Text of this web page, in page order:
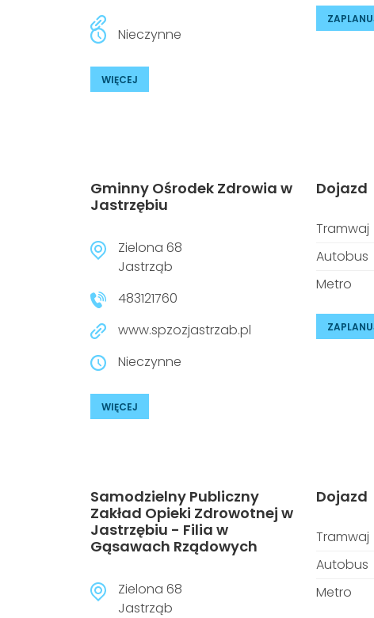
Nieczynne
WIĘCEJ
Gminny Ośrodek Zdrowia w
Jastrzębiu
Zielona 68
Jastrząb
483121760
www.spzozjastrzab.pl
Nieczynne
WIĘCEJ
Dojazd
Tramwaj
Autobus
Metro
Samodzielny Publiczny
Zakład Opieki Zdrowotnej w
Jastrzębiu - Filia w
Gąsawach Rządowych
Zielona 68
Jastrząb
Dojazd
Tramwaj
Autobus
Metro